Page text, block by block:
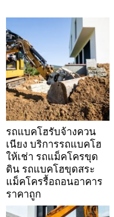
รถแบคโฮรับจ้างควน
เนียง บริการรถแบคโฮ
ให้เช่า รถแม็คโครขุด
ดิน รถแบคโฮขุดสระ
แม็คโครรื้อถอนอาคาร
ราคาถูก